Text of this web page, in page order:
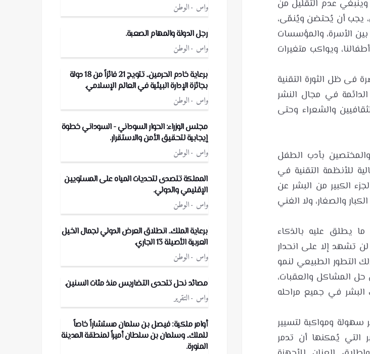
واس الوطن
رجل الدولة والمهام الصعبة.
واس الوطن
برعاية خادم الحرمين.. تتويج 21 فائزاً من 18 دولة
بجائزة الإدارة البيئية في العالم الإسلامي.
واس الوطن
مجلس الوزراء: الحوار السوداني - السوداني خطوة
إيجابية لتحقيق الأمن والاستقرار.
واس الوطن
المملكة تتصدى لتحديات المياه على المستويين
الإقليمي والدولي.
واس الوطن
برعاية الملك.. انطلاق العرض الدولي لجمال الخيل
العربية الأصيلة 13 الجاري.
واس الوطن
مصائد نحل تتحدى التضاريس منذ مئات السنين.
واس التقرير
أوامر ملكية: فيصل بن سلمان مستشاراً خاصاً
للملك.. وسلمان بن سلطان أميراً لمنطقة المدينة
المنورة.